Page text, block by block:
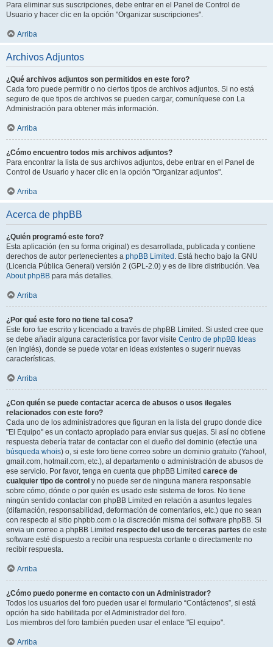
Para eliminar sus suscripciones, debe entrar en el Panel de Control de
Usuario y hacer clic en la opción "Organizar suscripciones".
Arriba
Archivos Adjuntos
¿Qué archivos adjuntos son permitidos en este foro?
Cada foro puede permitir o no ciertos tipos de archivos adjuntos. Si no está
seguro de que tipos de archivos se pueden cargar, comuníquese con La
Administración para obtener más información.
Arriba
¿Cómo encuentro todos mis archivos adjuntos?
Para encontrar la lista de sus archivos adjuntos, debe entrar en el Panel de
Control de Usuario y hacer clic en la opción "Organizar adjuntos".
Arriba
Acerca de phpBB
¿Quién programó este foro?
Esta aplicación (en su forma original) es desarrollada, publicada y contiene
derechos de autor pertenecientes a phpBB Limited . Está hecho bajo la GNU
(Licencia Pública General) versión 2 (GPL-2.0) y es de libre distribución. Vea
About phpBB para más detalles.
Arriba
¿Por qué este foro no tiene tal cosa?
Este foro fue escrito y licenciado a través de phpBB Limited. Si usted cree que
se debe añadir alguna característica por favor visite Centro de phpBB Ideas
(en Inglés), donde se puede votar en ideas existentes o sugerir nuevas
características.
Arriba
¿Con quién se puede contactar acerca de abusos o usos ilegales
relacionados con este foro?
Cada uno de los administradores que figuran en la lista del grupo donde dice
"El Equipo" es un contacto apropiado para enviar sus quejas. Si así no obtiene
respuesta debería tratar de contactar con el dueño del dominio (efectúe una
búsqueda whois) o, si este foro tiene correo sobre un dominio gratuito (Yahoo!,
gmail.com, hotmail.com, etc.), al departamento o administración de abusos de
ese servicio. Por favor, tenga en cuenta que phpBB Limited carece de
cualquier tipo de control y no puede ser de ninguna manera responsable
sobre cómo, dónde o por quién es usado este sistema de foros. No tiene
ningún sentido contactar con phpBB Limited en relación a asuntos legales
(difamación, responsabilidad, deformación de comentarios, etc.) que no sean
con respecto al sitio phpbb.com o la discreción misma del software phpBB. Si
envia un correo a phpBB Limited respecto del uso de terceras partes de este
software esté dispuesto a recibir una respuesta cortante o directamente no
recibir respuesta.
Arriba
¿Cómo puedo ponerme en contacto con un Administrador?
Todos los usuarios del foro pueden usar el formulario “Contáctenos”, si está
opción ha sido habilitada por el Administrador del foro.
Los miembros del foro también pueden usar el enlace "El equipo".
Arriba